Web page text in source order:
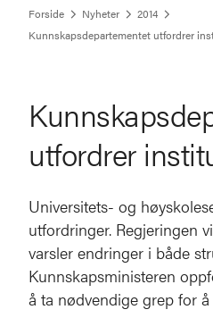
Forside Nyheter
2014
Kunnskapsdepartementet utfordrer
utfordrer
Universitets- og
utfordringer. Regjeringen
varsler endringer i både
Kunnskapsministeren
å ta nødvendige grep for